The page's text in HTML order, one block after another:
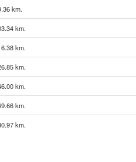
km.
km.
km.
km.
km.
km.
km.